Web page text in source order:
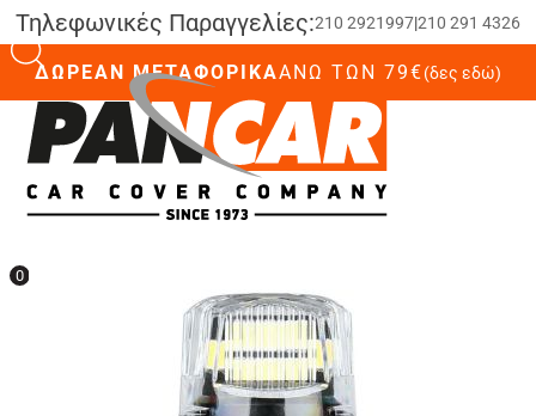
Τηλεφωνικές Παραγγελίες:210 2921997|210 291 4326
ΔΩΡΕΑΝ ΜΕΤΑΦΟΡΙΚΑΆΝΩ ΤΩΝ 79€(δες εδώ)
0